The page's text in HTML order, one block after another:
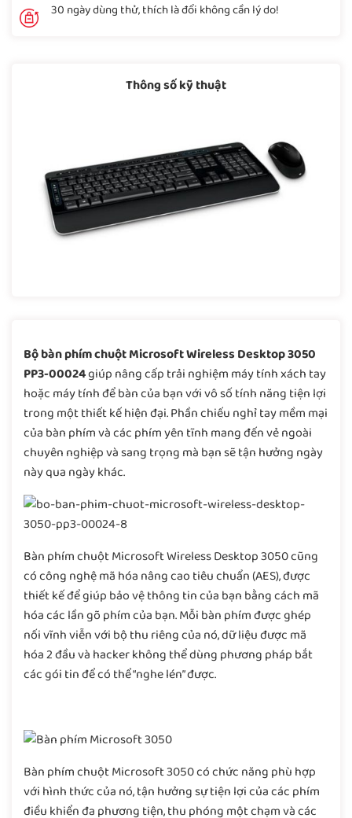
30 ngày dùng thử, thích là đổi không cần lý do!
Thông số kỹ thuật
Bộ bàn phím chuột Microsoft Wireless Desktop 3050
PP3-00024giúp nâng cấp trải nghiệm máy tính xách tay
hoặc máy tính để bàn của bạn với vô số tính năng tiện lợi
trong một thiết kế hiện đại. Phần chiếu nghỉ tay mềm mại
của bàn phím và các phím yên tĩnh mang đến vẻ ngoài
chuyên nghiệp và sang trọng mà bạn sẽ tận hưởng ngày
này qua ngày khác.
Bàn phím chuột Microsoft Wireless Desktop 3050 cũng
có công nghệ mã hóa nâng cao tiêu chuẩn (AES), được
thiết kế để giúp bảo vệ thông tin của bạn bằng cách mã
hóa các lần gõ phím của bạn. Mỗi bàn phím được ghép
nối vĩnh viễn với bộ thu riêng của nó, dữ liệu được mã
hóa 2 đầu và hacker không thể dùng phương pháp bắt
các gói tin để có thể “nghe lén” được.
Bàn phím chuột Microsoft 3050 có chức năng phù hợp
với hình thức của nó, tận hưởng sự tiện lợi của các phím
điều khiển đa phương tiện, thu phóng một chạm và các